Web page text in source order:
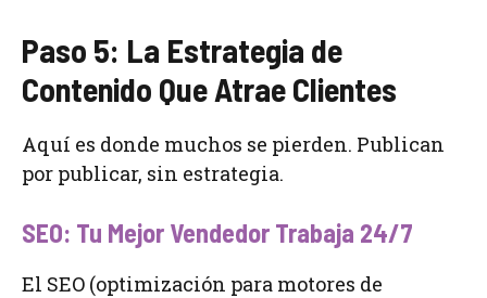
Paso 5: La Estrategia de
Contenido Que Atrae Clientes
Aquí es donde muchos se pierden. Publican
por publicar, sin estrategia.
SEO: Tu Mejor Vendedor Trabaja 24/7
El SEO (optimización para motores de